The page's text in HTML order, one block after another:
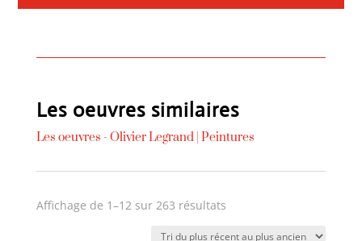
Les oeuvres similaires
Les oeuvres - Olivier Legrand| Peintures
Affichage de 1–12 sur 263 résultatsTrié